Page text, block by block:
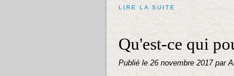
LIRE LA SUITE
Qu'est-ce qui
Publié le 26 novembre 2017 par